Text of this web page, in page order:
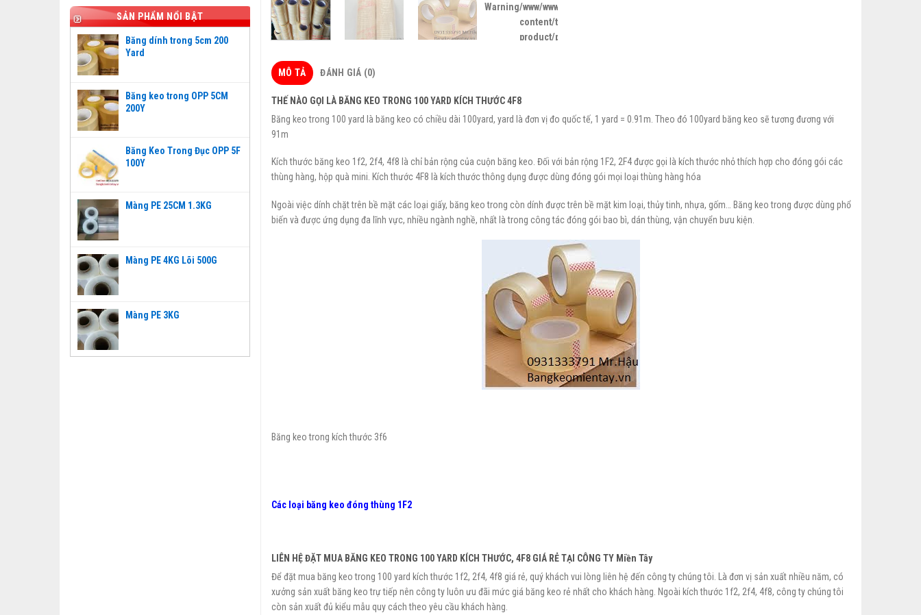
SẢN PHẨM NỔI BẬT
Băng dính trong 5cm 200
Yard
Băng keo trong OPP 5CM
200Y
Băng Keo Trong Đục OPP 5F
100Y
Màng PE 25CM 1.3KG
Màng PE 4KG Lõi 500G
Màng PE 3KG
Warning/www/wwwroot/bangkeomientay.vn/wp-
content/themes/flatsome/woocommerce/single-
product/product-gallery-thumbnails.php
MÔ TẢ ĐÁNH GIÁ (0)
THẾ NÀO GỌI LÀ BĂNG KEO TRONG 100 YARD KÍCH THƯỚC 4F8
Băng keo trong 100 yard là băng keo có chiều dài 100yard, yard là đơn vị đo quốc tế, 1 yard = 0.91m. Theo đó 100yard băng keo sẽ tương đương với
91m
Kích thước băng keo 1f2, 2f4, 4f8 là chỉ bản rộng của cuộn băng keo. Đối với bản rộng 1F2, 2F4 được gọi là kích thước nhỏ thích hợp cho đóng gói các
thùng hàng, hộp quà mini. Kích thước 4F8 là kích thước thông dụng được dùng đóng gói mọi loại thùng hàng hóa
Ngoài việc dính chặt trên bề mặt các loại giấy, băng keo trong còn dính được trên bề mặt kim loại, thủy tinh, nhựa, gốm… Băng keo trong được dùng phổ
biến và được ứng dụng đa lĩnh vực, nhiều ngành nghề, nhất là trong công tác đóng gói bao bì, dán thùng, vận chuyển bưu kiện.
Băng keo trong kích thước 3f6
Các loại băng keo đóng thùng 1F2
LIÊN HỆ ĐẶT MUA BĂNG KEO TRONG 100 YARD KÍCH THƯỚC, 4F8 GIÁ RẺ TẠI CÔNG TY Miền Tây
Để đặt mua băng keo trong 100 yard kích thước 1f2, 2f4, 4f8 giá rẻ, quý khách vui lòng liên hệ đến công ty chúng tôi. Là đơn vị sản xuất nhiều năm, có
xưởng sản xuất băng keo trự tiếp nên công ty luôn ưu đãi mức giá băng keo rẻ nhất cho khách hàng. Ngoài kích thước 1f2, 2f4, 4f8, công ty chúng tôi
còn sản xuất đủ kiểu mẫu quy cách theo yêu cầu khách hàng.